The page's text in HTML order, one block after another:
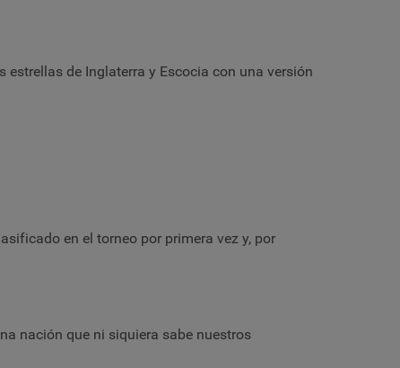
estrellas de Inglaterra y Escocia con una versión
en el torneo por primera vez y, por
nación que ni siquiera sabe nuestros